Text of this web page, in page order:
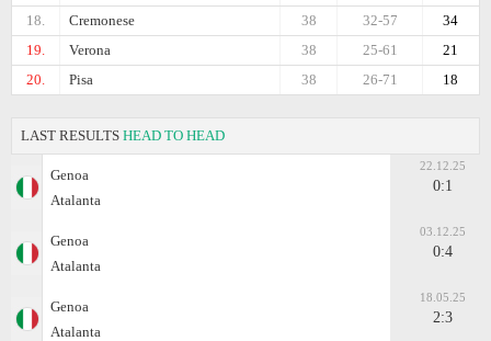
18.
Cremonese 34
32-57
38
19.
Verona 21
25-61
38
20.
Pisa 18
26-71
38
LAST RESULTS HEAD TO HEAD
Genoa
Atalanta
22.12.25
0:1
Genoa
Atalanta
03.12.25
0:4
Genoa
Atalanta
18.05.25
2:3